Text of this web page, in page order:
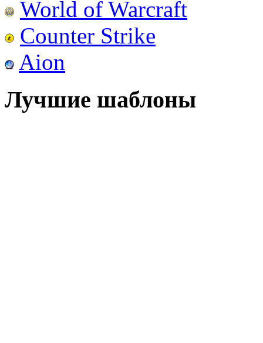
World of Warcraft
Counter Strike
Aion
Лучшие шаблоны